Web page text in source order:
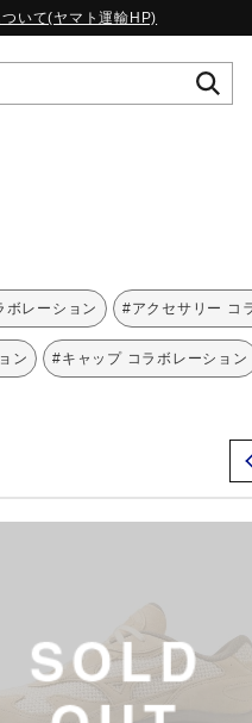
いて(ヤマト運輸HP)
ボレーション #アクセサリー コ
ン #キャップ コラボレーション